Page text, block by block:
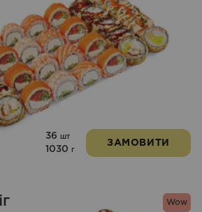
36 шт
1030 г
ЗАМОВИТИ
Wow